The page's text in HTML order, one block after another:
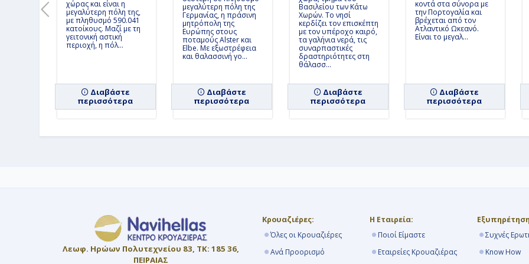
9ήμερηκρουαζιέρα
Ολλανδία -
Απόλυτη
Η Ομορφιά της
7ήμερηκρουαζιέρα
Λιθουανία -
Καλοκαίρι στη
Φινλανδία
Μπαχάμες και
χώρας και είναι η
μεγαλύτερη πόλη της,
με πληθυσμό 590.041
κατοίκους. Μαζί με τη
γειτονική αστική
περιοχή, η πόλ...
Διαβάστε
περισσότερα
μεγαλύτερη πόλη της
Γερμανίας, η πράσινη
μητρόπολη της
Ευρώπης στους
ποταμούς Alster και
Elbe. Με εξωστρέφεια
και θαλασσινή γο...
Διαβάστε
περισσότερα
Βασιλείου των Κάτω
Χωρών. Το νησί
κερδίζει τον επισκέπτη
με τον υπέροχο καιρό,
τα γαλήνια νερά, τις
συναρπαστικές
δραστηριότητες στη
θάλασσ...
Διαβάστε
περισσότερα
κοντά στα σύνορα με
την Πορτογαλία και
βρέχεται από τον
Ατλαντικό Ωκεανό.
Είναι το μεγαλ...
Διαβάστε
περισσότερα
Λεωφ. Ηρώων Πολυτεχνείου 83, ΤΚ: 185 36,
ΠΕΙΡΑΙΑΣ
Κρουαζιέρες:
Όλες οι Κρουαζιέρες
Ανά Προορισμό
Η Εταιρεία:
Ποιοί Είμαστε
Εταιρείες Κρουαζιέρας
Συχνές
Know How